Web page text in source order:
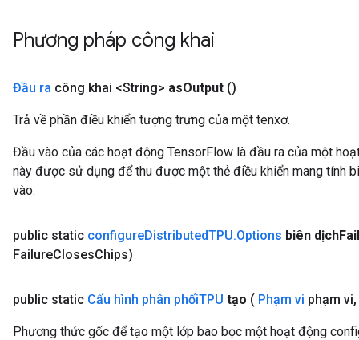
Phương pháp công khai
Đầu ra công khai <String> asOutput ()
Trả về phần điều khiển tượng trưng của một tenxơ.
Đầu vào của các hoạt động TensorFlow là đầu ra của một
này được sử dụng để thu được một thẻ điều khiển mang tính
vào.
public static configureDistributedTPU.Options biên dịch
FailureClosesChips)
public static Cấu hình phân phốiTPU tạo ( Phạm vi phạm vi,
Phương thức gốc để tạo một lớp bao bọc một hoạt động